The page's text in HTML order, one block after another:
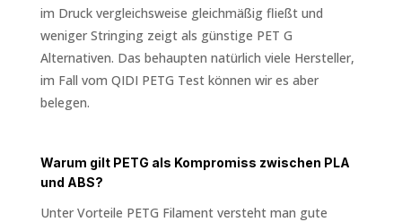
im Druck vergleichsweise gleichmäßig fließt und
weniger Stringing zeigt als günstige PET G
Alternativen. Das behaupten natürlich viele Hersteller,
im Fall vom QIDI PETG Test können wir es aber
belegen.
Warum gilt PETG als Kompromiss zwischen PLA
und ABS?
Unter Vorteile PETG Filament versteht man gute